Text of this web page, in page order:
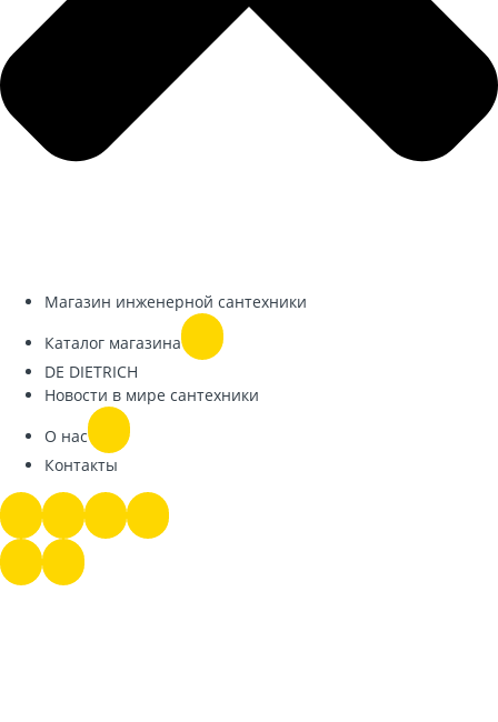
Магазин инженерной сантехники
Каталог магазина
DE DIETRICH
Новости в мире сантехники
О нас
Контакты